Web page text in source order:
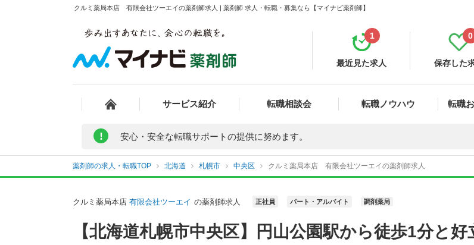
クルミ薬局本店 有限会社ツーエイの薬剤師求人 | 薬剤師 求人・転職・募集なら【マイナビ薬剤師】
最近見た求人
1
保存した
0
サービス紹介 転職相談会 転職ノウハウ 転職
! 安心・安全な転職サポートの提供に努めます。
薬剤師の求人・転職TOP 北海道 札幌市 中央区 クルミ薬局本店 有限会社ツーエイの薬剤師求人
クルミ薬局本店 有限会社ツーエイ の薬剤師求人 正社員 パート・アルバイト 調剤薬局
【北海道札幌市中央区】円山公園駅から徒歩1分と